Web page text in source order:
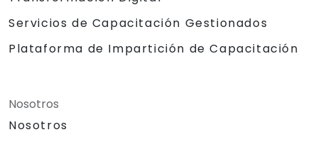
Servicios de Capacitación Gestionados
Plataforma de Impartición de Capacitación
Nosotros
Nosotros